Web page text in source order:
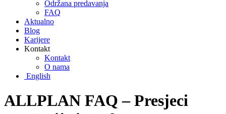
Održana predavanja
FAQ
Aktualno
Blog
Karijere
Kontakt
Kontakt
O nama
English
ALLPLAN FAQ – Presjeci